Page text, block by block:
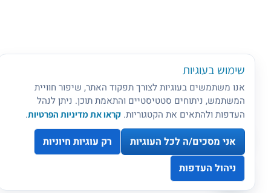
שימוש בעוגיות
אנו משתמשים בעוגיות לצורך תפקוד האתר, שיפור חוויית
המשתמש, ניתוחים סטטיסטיים והתאמת תוכן. ניתן לנהל
העדפות ולהתאים את הקטגוריות.קראו את מדיניות הפרטיות.
אני מסכים/ה לכל העוגיות
רק עוגיות חיוניות
ניהול העדפות